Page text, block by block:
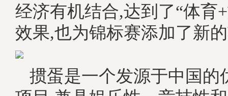
经济有机结合,达到了“体育
效果,也为锦标赛添加了新
掼蛋是一个发源于中国的